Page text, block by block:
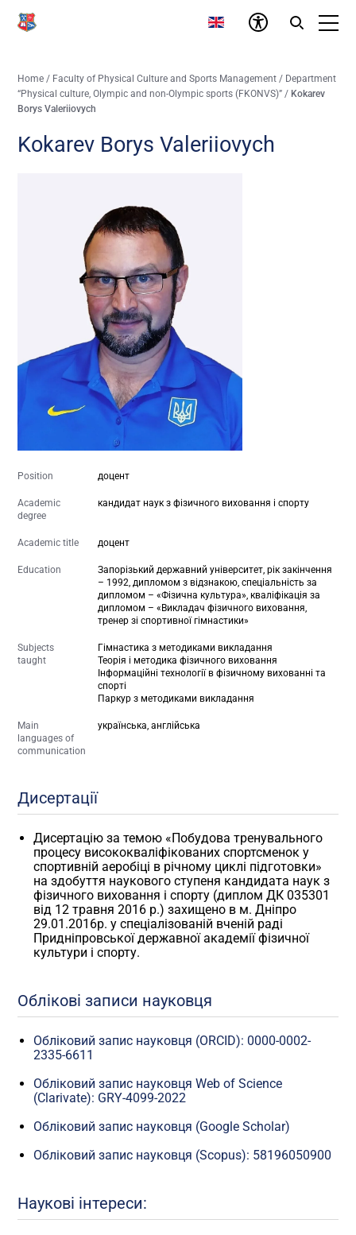
Home / Faculty of Physical Culture and Sports Management / Department
“Physical culture, Olympic and non-Olympic sports (FKONVS)” / Kokarev
Borys Valeriiovych
Kokarev Borys Valeriiovych
Position доцент
Academic
degree
кандидат наук з фізичного виховання і спорту
Academic title доцент
Education
Запорізький державний університет, рік закінчення
– 1992, дипломом з відзнакою, спеціальність за
дипломом – «Фізична культура», кваліфікація за
дипломом – «Викладач фізичного виховання,
тренер зі спортивної гімнастики»
Subjects
taught
Гімнастика з методиками викладання
Теорія і методика фізичного виховання
Інформаційні технології в фізичному вихованні та
спорті
Паркур з методиками викладання
Main
languages of
communication
українська, англійська
Дисертації
Дисертацію за темою «Побудова тренувального
процесу висококваліфікованих спортсменок у
спортивній аеробіці в річному циклі підготовки»
на здобуття наукового ступеня кандидата наук з
фізичного виховання і спорту (диплом ДК 035301
від 12 травня 2016 р.) захищено в м. Дніпро
29.01.2016р. у спеціалізованій вченій раді
Придніпровської державної академії фізичної
культури і спорту.
Облікові записи науковця
Обліковий запис науковця (ORCID): 0000-0002-
2335-6611
Обліковий запис нау​ковця Web of Science
(Clarivate): GRY-4099-2022
Обліковий запис науковця (Google Scholar)
Обліковий запис науковця (Scopus): 58196050900
Наукові інтереси: